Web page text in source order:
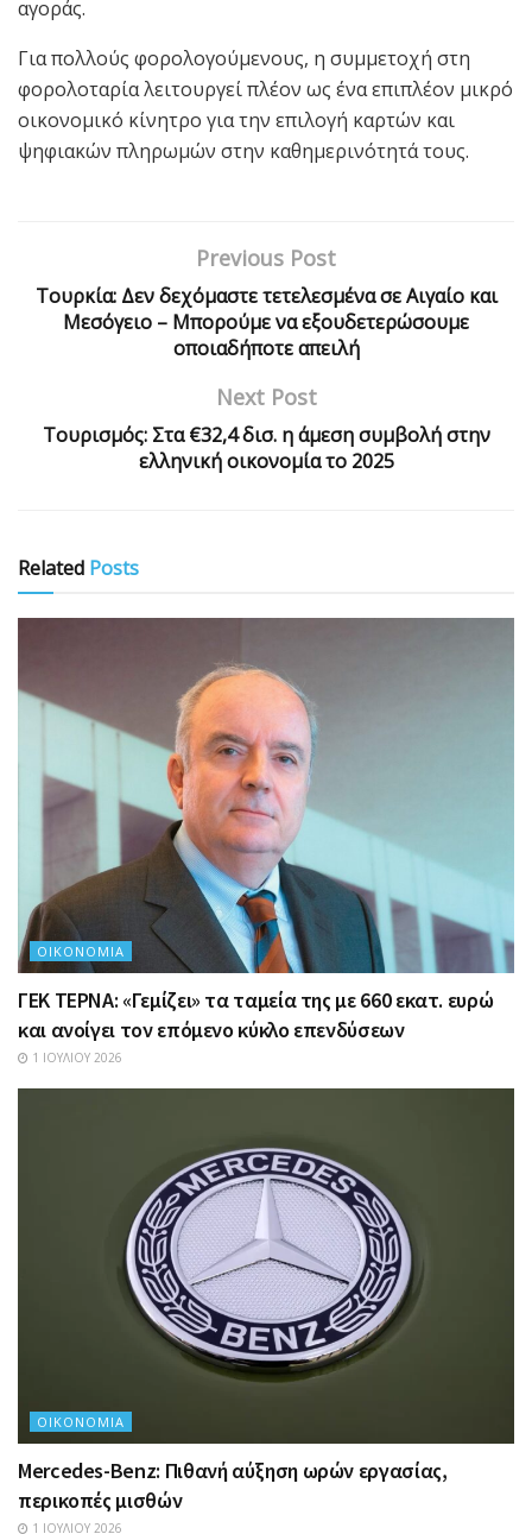
αγοράς.
Για πολλούς φορολογούμενους, η συμμετοχή στη
φορολοταρία λειτουργεί πλέον ως ένα επιπλέον μικρό
οικονομικό κίνητρο για την επιλογή καρτών και
ψηφιακών πληρωμών στην καθημερινότητά τους.
Previous Post
Τουρκία: Δεν δεχόμαστε τετελεσμένα σε Αιγαίο και
Μεσόγειο – Μπορούμε να εξουδετερώσουμε
οποιαδήποτε απειλή
Next Post
Τουρισμός: Στα €32,4 δισ. η άμεση συμβολή στην
ελληνική οικονομία το 2025
Related Posts
ΟΙΚΟΝΟΜΊΑ
ΓΕΚ ΤΕΡΝΑ: «Γεμίζει» τα ταμεία της με 660 εκατ. ευρώ
και ανοίγει τον επόμενο κύκλο επενδύσεων
1 ΙΟΥΛΊΟΥ 2026
ΟΙΚΟΝΟΜΊΑ
Mercedes-Benz: Πιθανή αύξηση ωρών εργασίας,
περικοπές μισθών
1 ΙΟΥΛΊΟΥ 2026